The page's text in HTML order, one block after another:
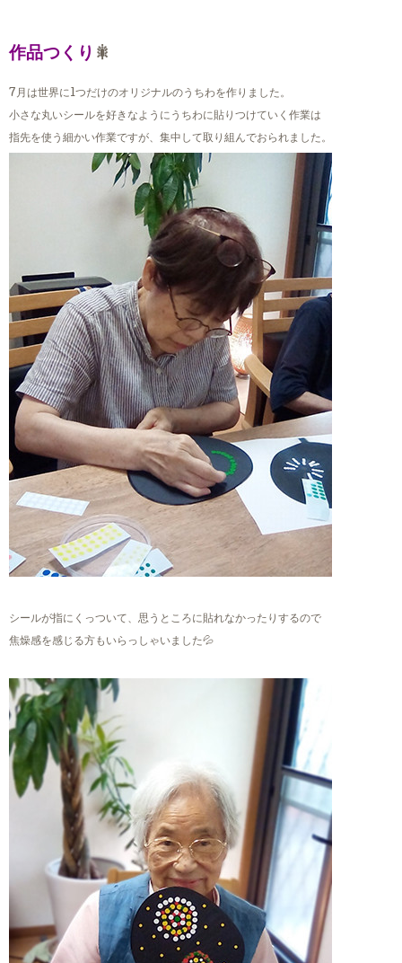
作品つくり 🎇
7月は世界に1つだけのオリジナルのうちわを作りました。
小さな丸いシールを好きなようにうちわに貼りつけていく作業は
指先を使う細かい作業ですが、集中して取り組んでおられました。
シールが指にくっついて、思うところに貼れなかったりするので
焦燥感を感じる方もいらっしゃいました💦